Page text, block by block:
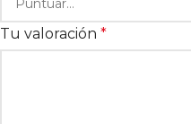
Tu valoración *